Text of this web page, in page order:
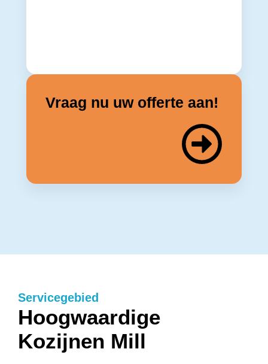
Vraag nu uw offerte aan!
Servicegebied
Hoogwaardige
Kozijnen Mill